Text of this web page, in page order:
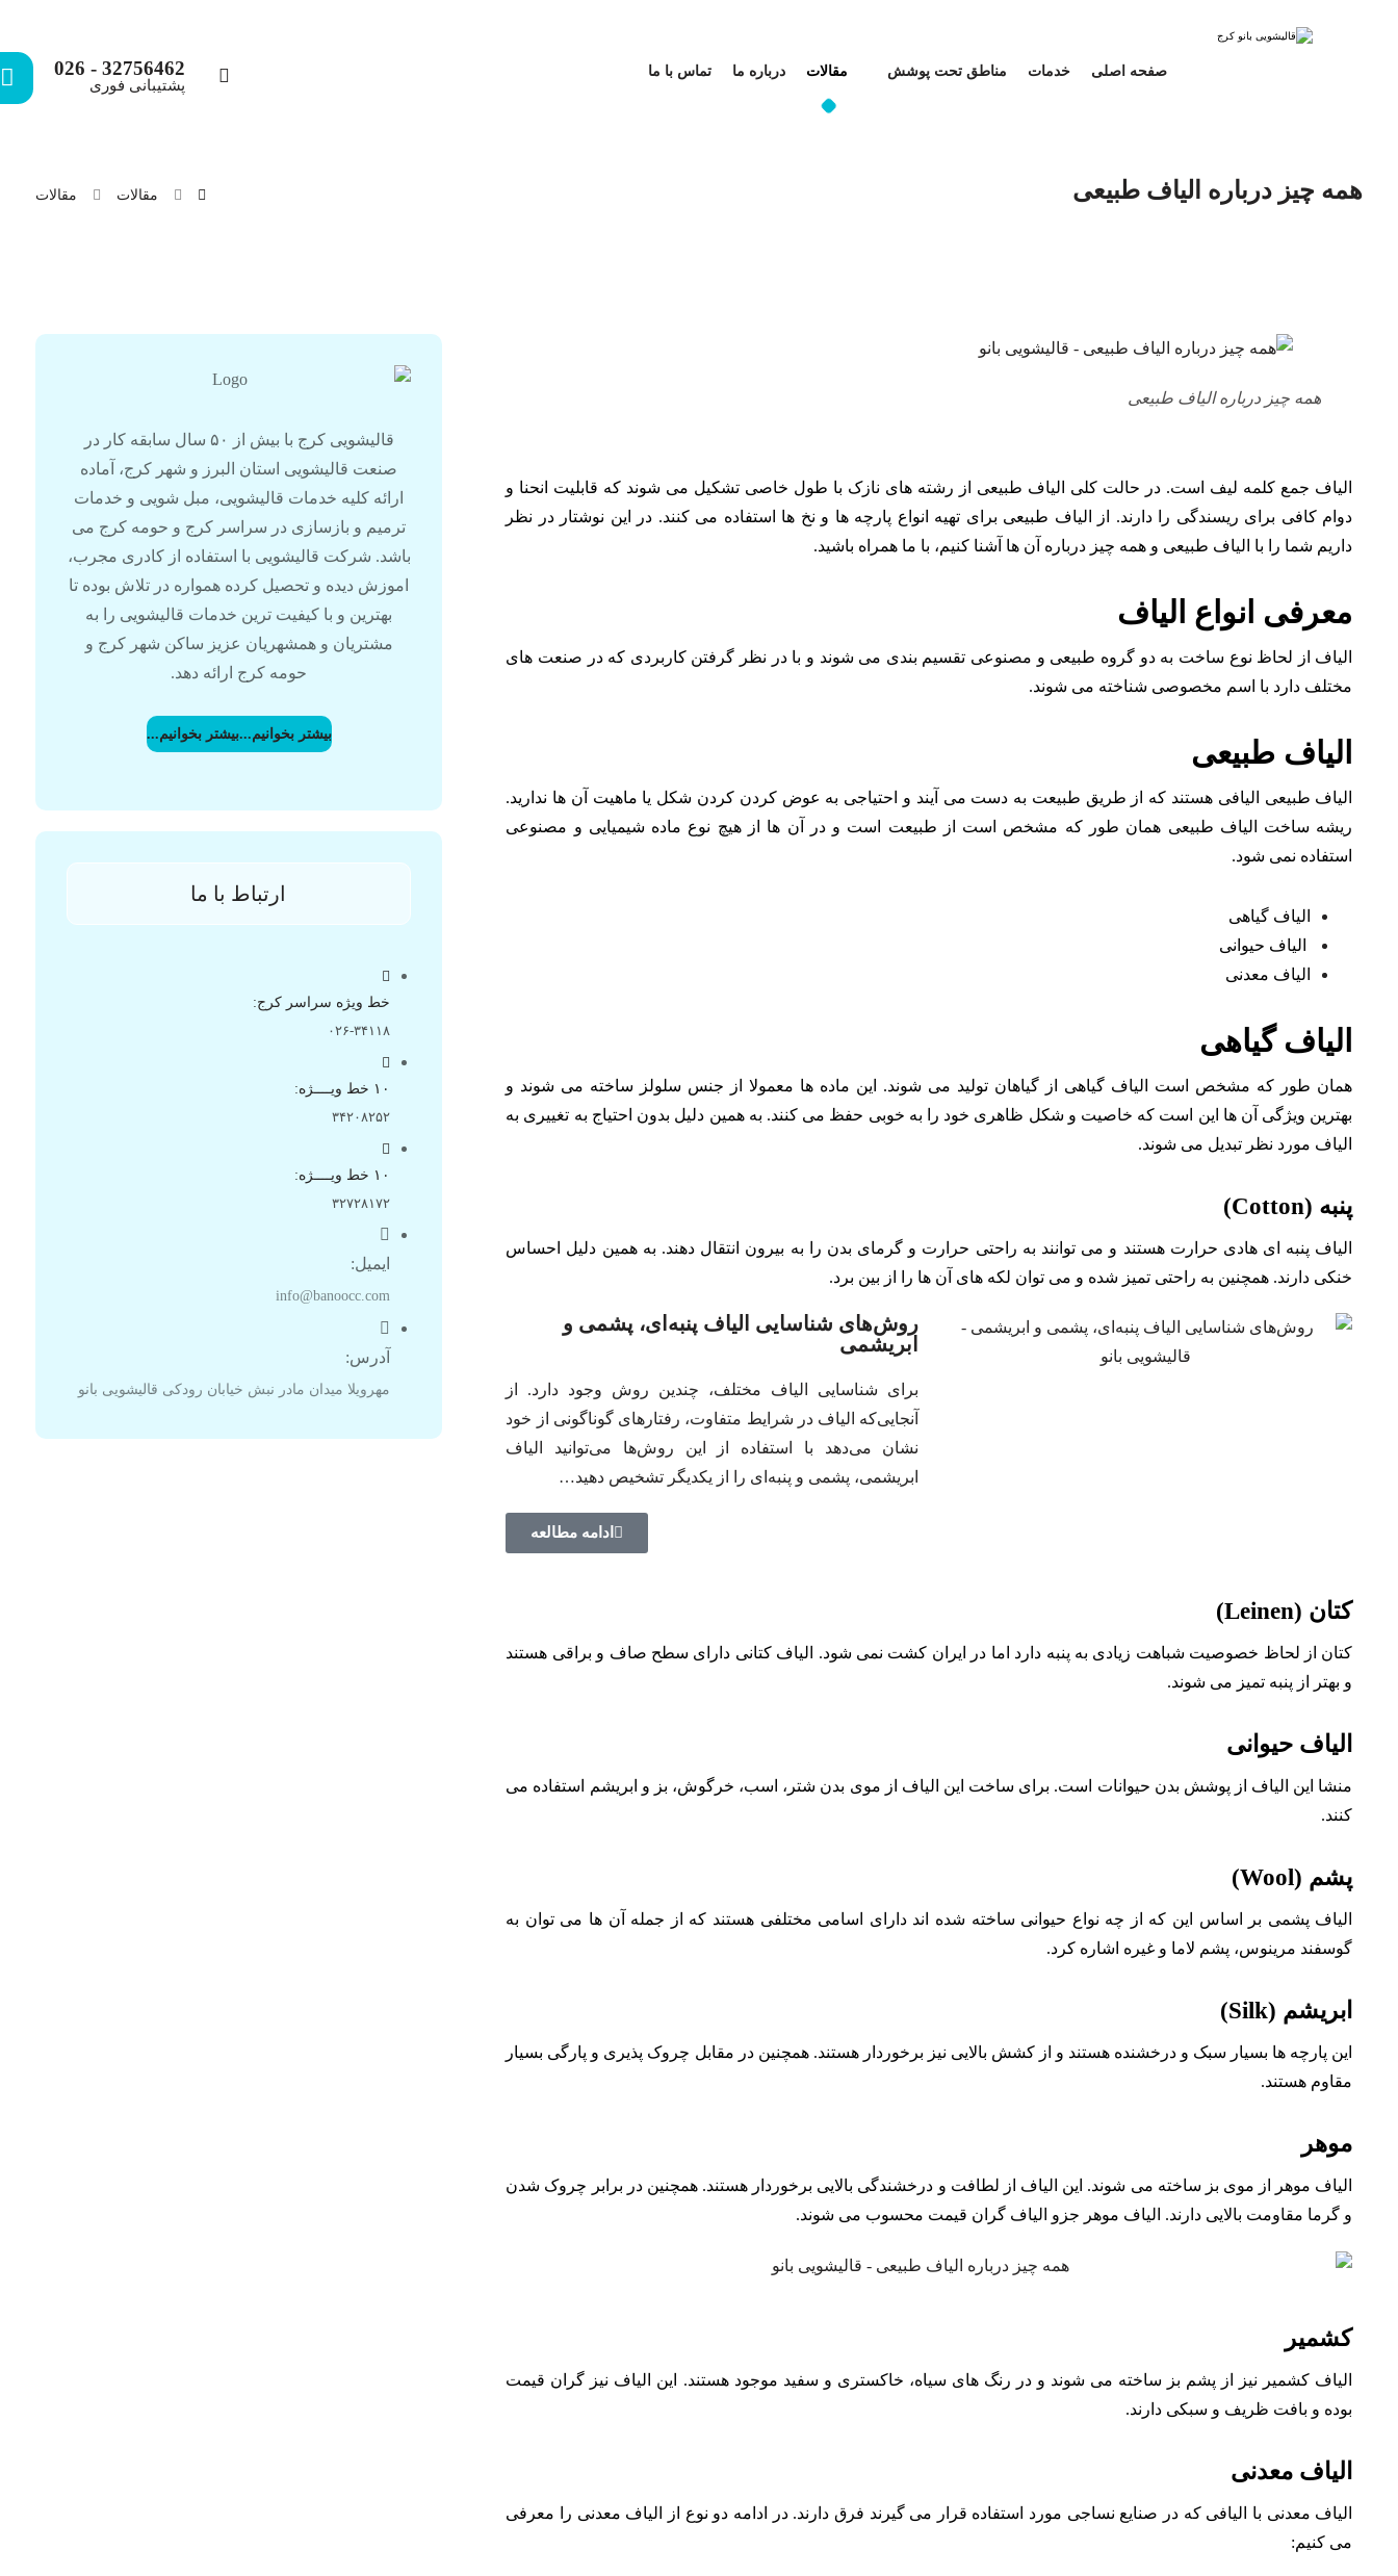
صفحه اصلی خدمات مناطق تحت پوشش مقالات درباره ما تماس با ما 32756462 - 026
پشتیبانی فوری
همه چیز درباره الیاف طبیعی مقالات مقالات
همه چیز درباره الیاف طبیعی
الیاف جمع کلمه لیف است. در حالت کلی الیاف طبیعی از رشته های نازک با طول خاصی تشکیل می شوند که قابلیت انحنا و
دوام کافی برای ریسندگی را دارند. از الیاف طبیعی برای تهیه انواع پارچه ها و نخ ها استفاده می کنند. در این نوشتار در نظر
داریم شما را با الیاف طبیعی و همه چیز درباره آن ها آشنا کنیم، با ما همراه باشید.
معرفی انواع الیاف
الیاف از لحاظ نوع ساخت به دو گروه طبیعی و مصنوعی تقسیم بندی می شوند و با در نظر گرفتن کاربردی که در صنعت های
مختلف دارد با اسم مخصوصی شناخته می شوند.
الیاف طبیعی
الیاف طبیعی الیافی هستند که از طریق طبیعت به دست می آیند و احتیاجی به عوض کردن کردن شکل یا ماهیت آن ها ندارید.
ریشه ساخت الیاف طبیعی همان طور که مشخص است از طبیعت است و در آن ها از هیچ نوع ماده شیمیایی و مصنوعی
استفاده نمی شود.
الیاف گیاهی
الیاف حیوانی
الیاف معدنی
الیاف گیاهی
همان طور که مشخص است الیاف گیاهی از گیاهان تولید می شوند. این ماده ها معمولا از جنس سلولز ساخته می شوند و
بهترین ویژگی آن ها این است که خاصیت و شکل ظاهری خود را به خوبی حفظ می کنند. به همین دلیل بدون احتیاج به تغییری به
الیاف مورد نظر تبدیل می شوند.
پنبه (Cotton)
الیاف پنبه ای هادی حرارت هستند و می توانند به راحتی حرارت و گرمای بدن را به بیرون انتقال دهند. به همین دلیل احساس
خنکی دارند. همچنین به راحتی تمیز شده و می توان لکه های آن ها را از بین برد.
روش‌های شناسایی الیاف پنبه‌ای، پشمی و
ابریشمی
برای شناسایی الیاف مختلف، چندین روش وجود دارد. از
آنجایی‌که الیاف در شرایط متفاوت، رفتارهای گوناگونی از خود
نشان می‌دهد با استفاده از این روش‌ها می‌توانید الیاف
ابریشمی، پشمی و پنبه‌ای را از یکدیگر تشخیص دهید…
ادامه مطالعه
کتان (Leinen)
کتان از لحاظ خصوصیت شباهت زیادی به پنبه دارد اما در ایران کشت نمی شود. الیاف کتانی دارای سطح صاف و براقی هستند
و بهتر از پنبه تمیز می شوند.
الیاف حیوانی
منشا این الیاف از پوشش بدن حیوانات است. برای ساخت این الیاف از موی بدن شتر، اسب، خرگوش، بز و ابریشم استفاده می
کنند.
پشم (Wool)
الیاف پشمی بر اساس این که از چه نواع حیوانی ساخته شده اند دارای اسامی مختلفی هستند که از جمله آن ها می توان به
گوسفند مرینوس، پشم لاما و غیره اشاره کرد.
ابریشم (Silk)
این پارچه ها بسیار سبک و درخشنده هستند و از کشش بالایی نیز برخوردار هستند. همچنین در مقابل چروک پذیری و پارگی بسیار
مقاوم هستند.
موهر
الیاف موهر از موی بز ساخته می شوند. این الیاف از لطافت و درخشندگی بالایی برخوردار هستند. همچنین در برابر چروک شدن
و گرما مقاومت بالایی دارند. الیاف موهر جزو الیاف گران قیمت محسوب می شوند.
کشمیر
الیاف کشمیر نیز از پشم بز ساخته می شوند و در رنگ های سیاه، خاکستری و سفید موجود هستند. این الیاف نیز گران قیمت
بوده و بافت ظریف و سبکی دارند.
الیاف معدنی
الیاف معدنی با الیافی که در صنایع نساجی مورد استفاده قرار می گیرند فرق دارند. در ادامه دو نوع از الیاف معدنی را معرفی
می کنیم:
قالیشویی کرج با بیش از ۵۰ سال سابقه کار در
صنعت قالیشویی استان البرز و شهر کرج، آماده
ارائه کلیه خدمات قالیشویی، مبل شویی و خدمات
ترمیم و بازسازی در سراسر کرج و حومه کرج می
باشد. شرکت قالیشویی با استفاده از کادری مجرب،
اموزش دیده و تحصیل کرده همواره در تلاش بوده تا
بهترین و با کیفیت ترین خدمات قالیشویی را به
مشتریان و همشهریان عزیز ساکن شهر کرج و
حومه کرج ارائه دهد.
بیشتر بخوانیم...بیشتر بخوانیم...
ارتباط با ما
خط ویژه سراسر کرج:
۰۲۶-۳۴۱۱۸
۱۰ خط ویــــژه:
۳۴۲۰۸۲۵۲
۱۰ خط ویــــژه:
۳۲۷۲۸۱۷۲
ایمیل:
info@banoocc.com
آدرس:
مهرویلا میدان مادر نبش خیابان رودکی قالیشویی بانو